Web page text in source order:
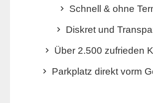
Schnell & ohne
Diskret und
Über 2.500 zufrieden
Parkplatz direkt vorm